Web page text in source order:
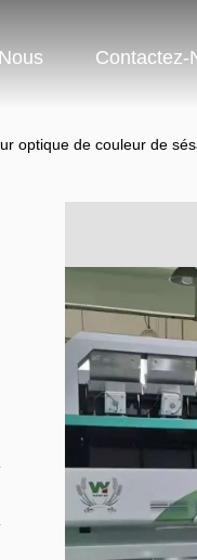
Contactez-
optique de couleur de